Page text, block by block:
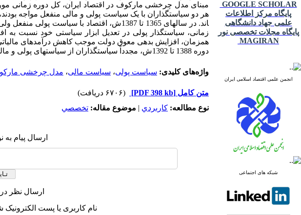
GOOGLE SCHOLAR
پایگاه مرکز اطلاعات
علمی جهاد دانشگاهی
پایگاه مجلات تخصصی نور
MAGIRAN
انجمن علمی اقتصاد اسلامی ایران
شبکه های اجتماعی
اند. در سال­های 1365 تا 1387ش، اقتصاد با
زمانی، سیاست­گذار پولی در تعدیل ابزار سیاستی خود نسبت
همزمان، افزایش بدهی معوق دولت موجب کاهش درآمدهای
دوره 1388 تا 1392ش، مجدداً سیاست­گذاران از سیاست­های پولی و مالی منفعل پیروی کرده­ اند.
واژه‌های کلیدی: سیاست پولی، سیاست مالی، مدل چرخشی
متن کامل [PDF 398 kb]
(۶۷۰۶ دریافت)
نوع مطالعه: كاربردي | موضوع مقاله: تخصصي
ارسال پیام
ارسال نظر
نام کاربری یا پست الکترونیک